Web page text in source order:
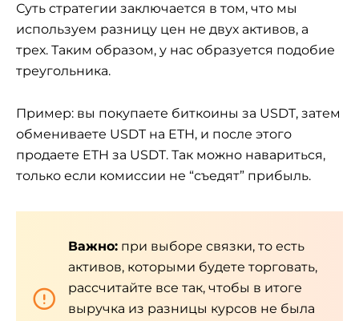
Суть стратегии заключается в том, что мы
используем разницу цен не двух активов, а
трех. Таким образом, у нас образуется подобие
треугольника.
Пример: вы покупаете биткоины за USDT, затем
обмениваете USDT на ETH, и после этого
продаете ETH за USDT. Так можно навариться,
только если комиссии не “съедят” прибыль.
Важно: при выборе связки, то есть
активов, которыми будете торговать,
рассчитайте все так, чтобы в итоге
выручка из разницы курсов не была